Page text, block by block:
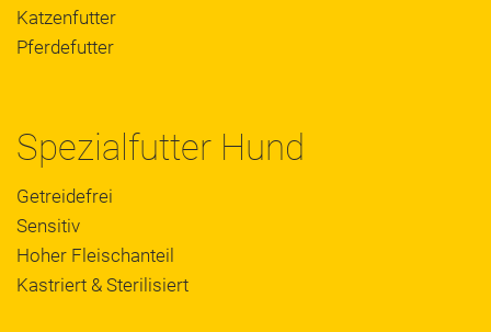
Katzenfutter
Pferdefutter
Spezialfutter Hund
Getreidefrei
Sensitiv
Hoher Fleischanteil
Kastriert & Sterilisiert